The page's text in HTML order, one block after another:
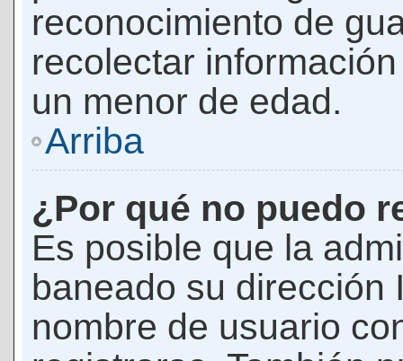
reconocimiento de
recolectar
un menor de edad.
Arriba
¿Por qué no puedo
Es posible que la
baneado su dirección
nombre de usuario